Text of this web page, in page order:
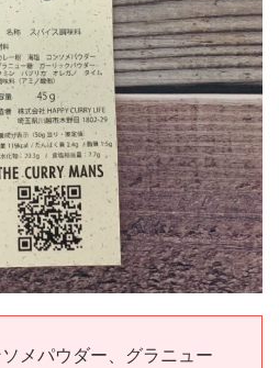
メパウダー、グラニュー